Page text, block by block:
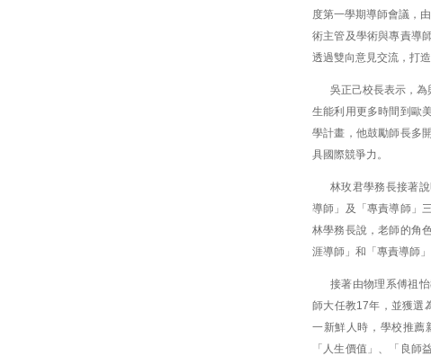
度第一學期導師會議，
術主管及學術與專責導
透過雙向意見交流，打
吳正己校長表示，
生能利用更多時間到歐
學計畫，他鼓勵師長多
具國際競爭力。
林玫君學務長接著
導師」及「專責導師」
林學務長說，老師的角
涯導師」和「專責導師
接著由物理系傅祖
師大任教17年，並獲選
一新鮮人時，學校推薦
「人生價值」、「良師